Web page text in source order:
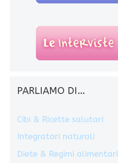
PARLIAMO DI…
Cibi & Ricette salutari
Integratori naturali
Diete & Regimi alimentari